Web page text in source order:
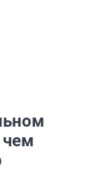
чем